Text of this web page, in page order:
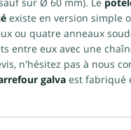
sur Ø 60 mm). Le
existe en version simple
ou quatre anneaux
entre eux avec une
n'hésitez pas à nous
galva est fabriqué